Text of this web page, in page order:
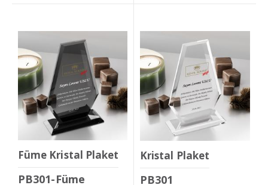
Füme Kristal Plaket
PB301-Füme
Kristal Plaket
PB301